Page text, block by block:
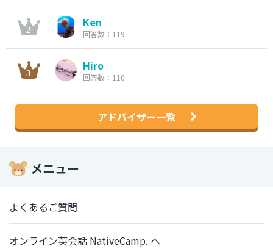
Ken
回答数：119
Hiro
回答数：110
アドバイザー一覧
メニュー
よくあるご質問
オンライン英会話 NativeCamp. へ